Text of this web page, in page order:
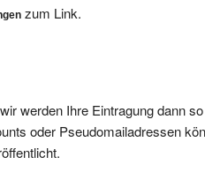
zum Link.
werden Ihre Eintragung dann
oder Pseudomailadressen